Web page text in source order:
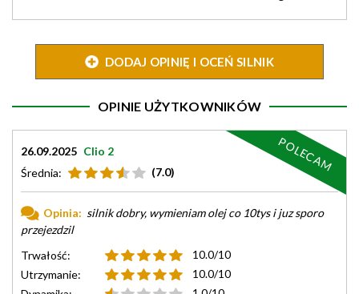
DODAJ OPINIĘ I OCEŃ SILNIK
OPINIE UŻYTKOWNIKÓW
26.09.2025 Clio 2
Średnia:
(7.0)
Opinia: silnik dobry, wymieniam olej co 10tys i juz sporo
przejezdzil
Trwałość:
10.0/10
Utrzymanie:
10.0/10
POLECAM